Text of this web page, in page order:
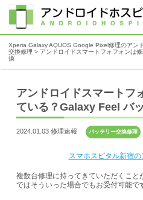
Xperia Galaxy AQUOS Google Pixel修理のアン
交換修理 > アンドロイドスマートフォフォンは
換
アンドロイドスマートフ
ている？Galaxy Feel バ
2024.01.03 修理速報 バッテリー交換修理
スマホスピタル新宿
複数台修理に持ってきていただくこ
ではそういった場合でもお受付可能で